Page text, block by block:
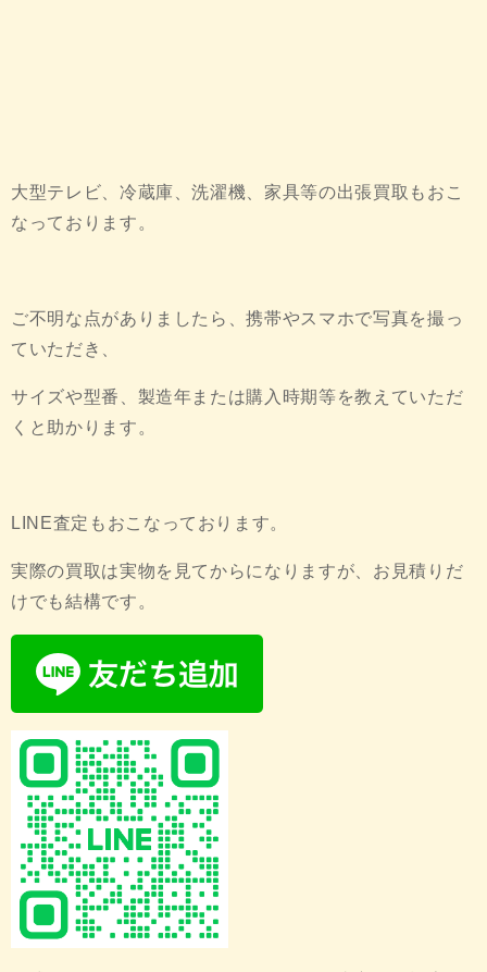
大型テレビ、冷蔵庫、洗濯機、家具等の出張買取もおこ
なっております。
ご不明な点がありましたら、携帯やスマホで写真を撮っ
ていただき、
サイズや型番、製造年または購入時期等を教えていただ
くと助かります。
LINE査定もおこなっております。
実際の買取は実物を見てからになりますが、お見積りだ
けでも結構です。